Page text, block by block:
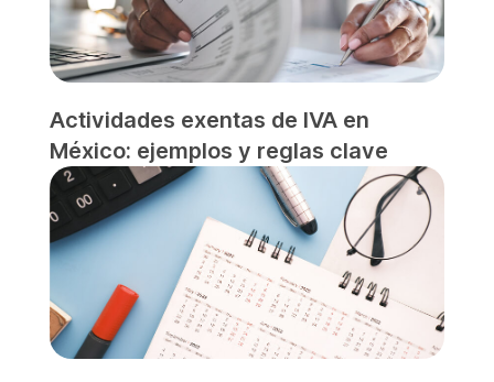
Actividades exentas de IVA en
México: ejemplos y reglas clave